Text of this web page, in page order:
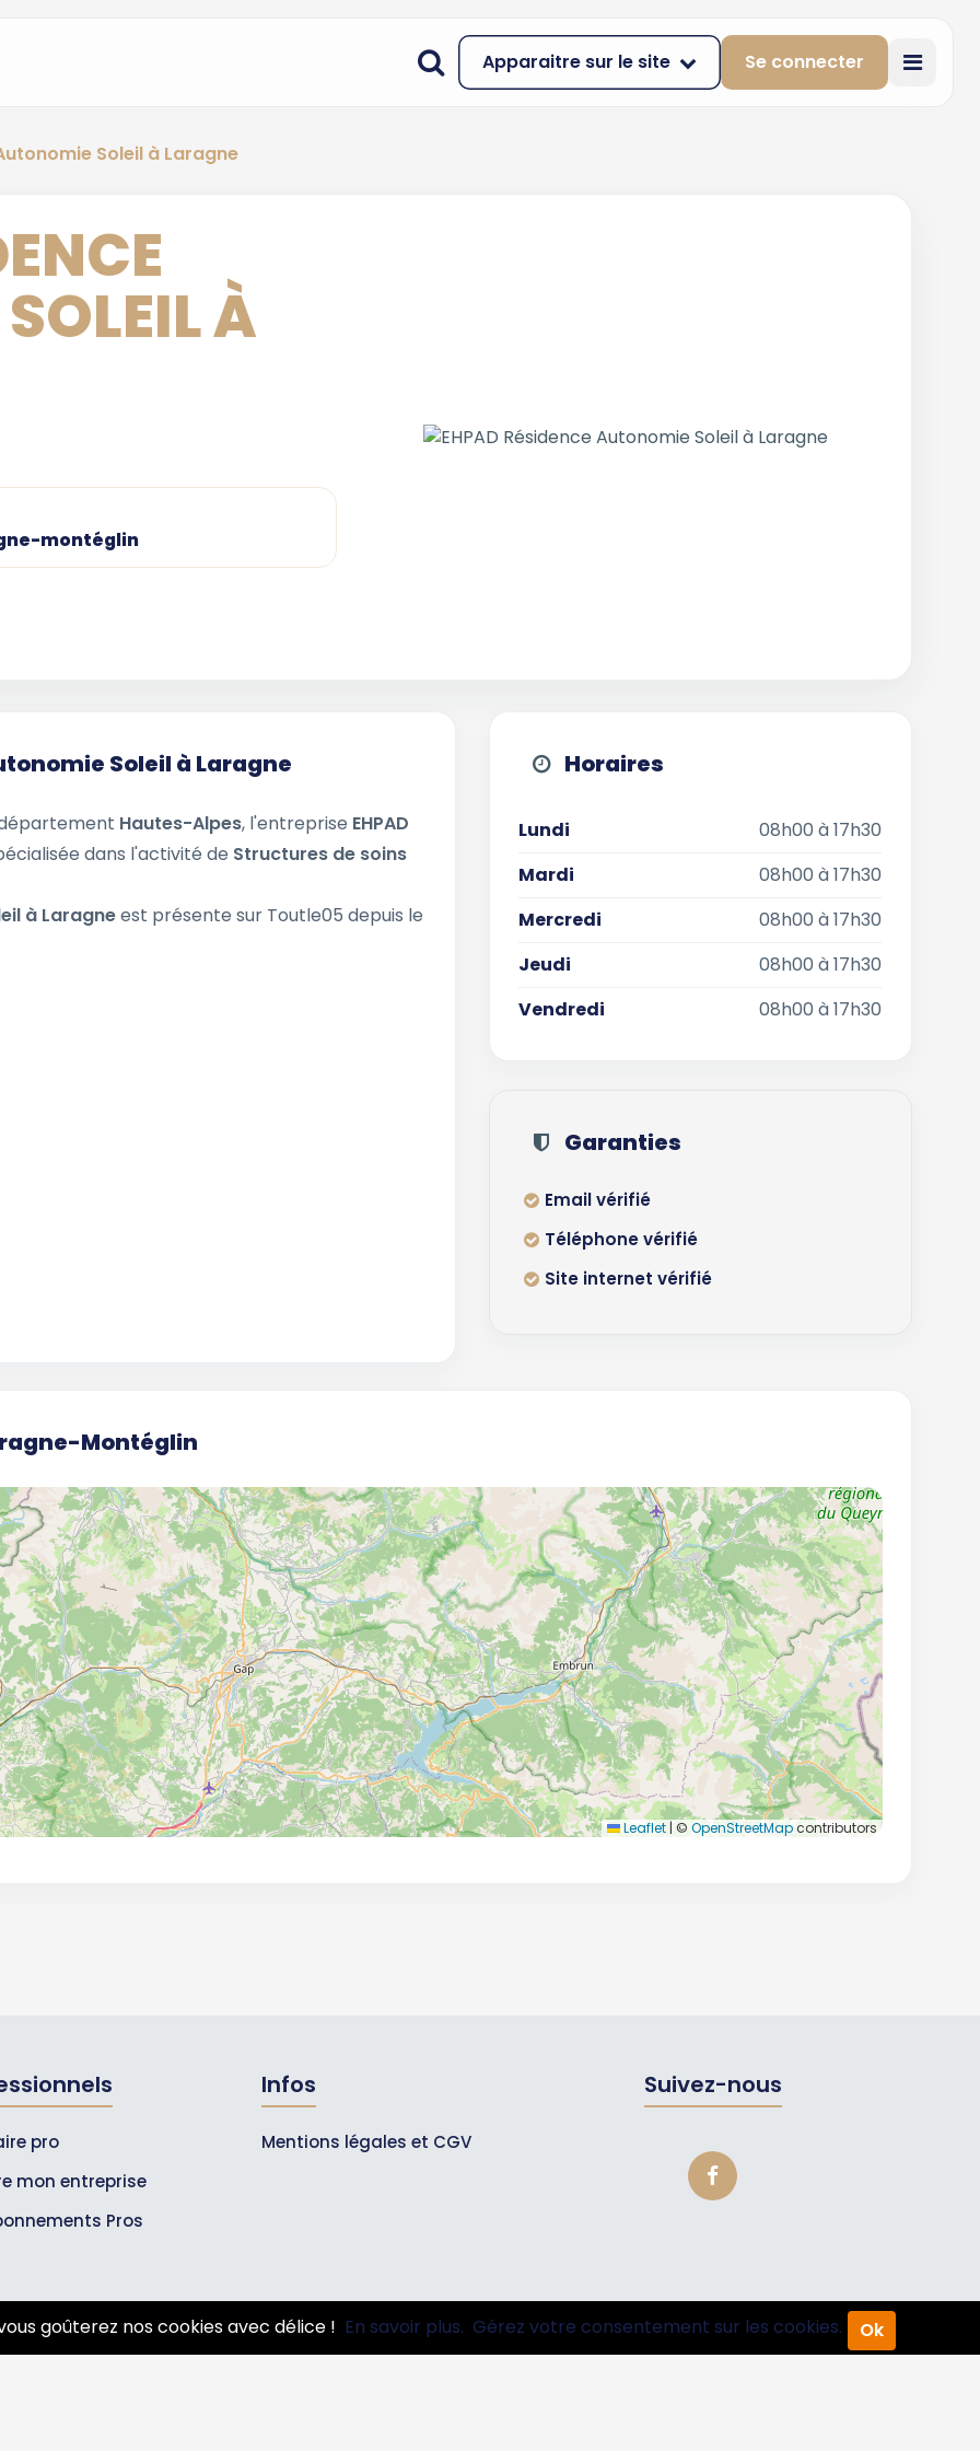
Apparaitre sur le site Se connecter
Soleil à Laragne
À
montéglin
Soleil à Laragne
Hautes-Alpes, l'entreprise EHPAD
dans l'activité de Structures de soins
à Laragneest présente sur Toutle05 depuis le
Horaires
Lundi
08h00 à 17h30
Mardi
08h00 à 17h30
Mercredi
08h00 à 17h30
Jeudi
08h00 à 17h30
Vendredi
08h00 à 17h30
Garanties
Email vérifié
Téléphone vérifié
Site internet vérifié
Montéglin
Leaflet | © OpenStreetMapcontributors
pro
mon entreprise
Pros
Infos
Mentions légales et CGV
Suivez-nous
goûterez nos cookies avec délice ! En savoir plus. Gérez votre consentement sur les cookies. Ok